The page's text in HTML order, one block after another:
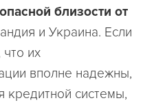
близости от
и Украина. Если
их
вполне надежны,
кредитной системы,